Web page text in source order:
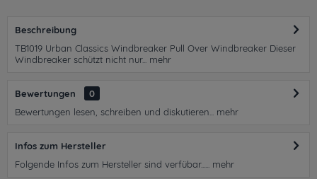
Beschreibung
TB1019 Urban Classics Windbreaker Pull Over Windbreaker Dieser
Windbreaker schützt nicht nur...
mehr
Bewertungen
0
Bewertungen lesen, schreiben und diskutieren...
mehr
Infos zum Hersteller
Folgende Infos zum Hersteller sind verfübar...... mehr